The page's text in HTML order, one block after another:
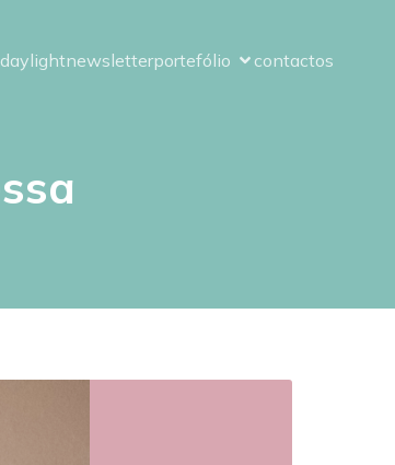
daylightnewsletterportefólio contactos